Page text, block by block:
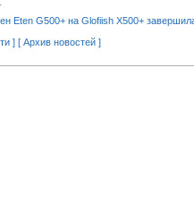
Eten G500+ на Glofiish X500+
] [ Архив новостей ]